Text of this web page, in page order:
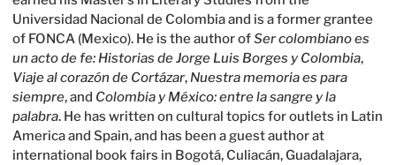
Universidad Nacional de Colombia and is a former grantee
of FONCA (Mexico). He is the author ofSer colombiano es
un acto de fe: Historias de Jorge Luis Borges y Colombia,
Viaje al corazón de Cortázar,Nuestra memoria es para
siempre, and Colombia y México: entre la sangre y la
palabra. He has written on cultural topics for outlets in Latin
America and Spain, and has been a guest author at
international book fairs in Bogotá, Culiacán, Guadalajara,